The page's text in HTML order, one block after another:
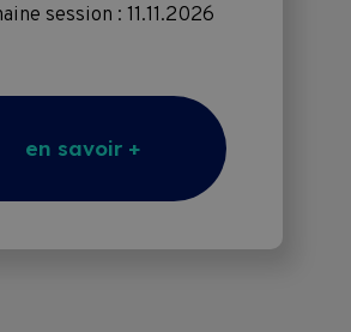
session : 11.11.2026
en savoir +